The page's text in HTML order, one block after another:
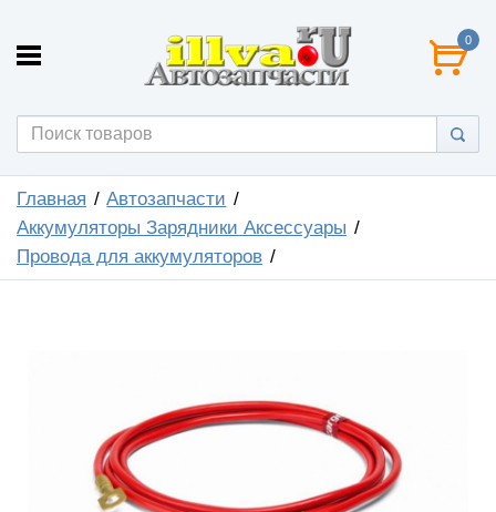
0
Главная
Автозапчасти
Аккумуляторы Зарядники Аксессуары
Провода для аккумуляторов